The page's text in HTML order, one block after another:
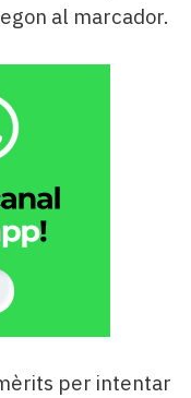
al marcador.
per intentar